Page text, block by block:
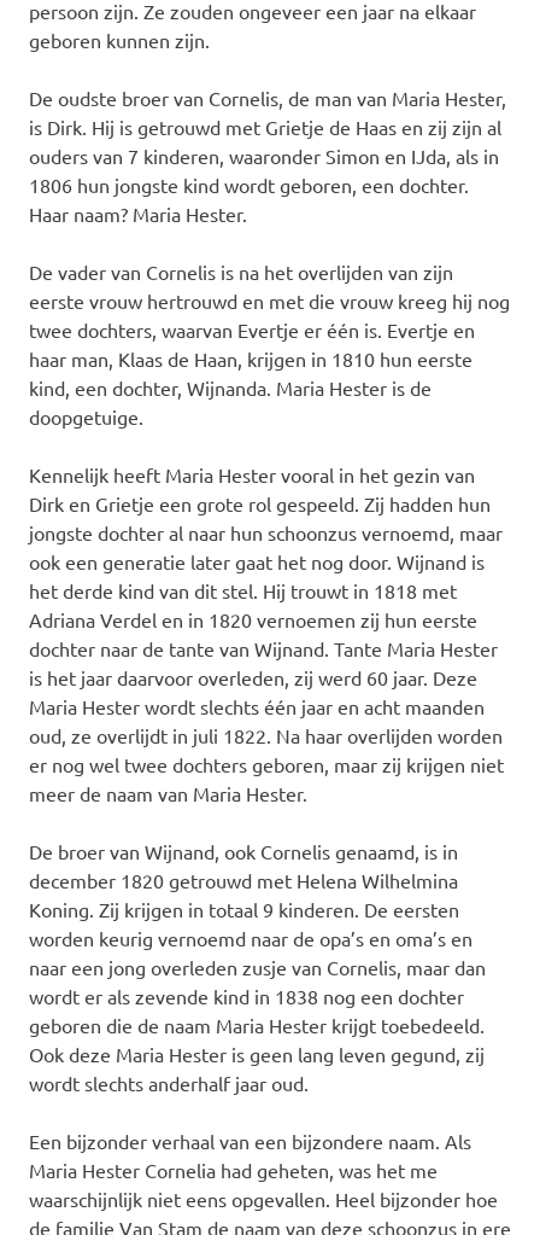
persoon zijn. Ze zouden ongeveer een jaar na elkaar
geboren kunnen zijn.
De oudste broer van Cornelis, de man van Maria Hester,
is Dirk. Hij is getrouwd met Grietje de Haas en zij zijn al
ouders van 7 kinderen, waaronder Simon en IJda, als in
1806 hun jongste kind wordt geboren, een dochter.
Haar naam? Maria Hester.
De vader van Cornelis is na het overlijden van zijn
eerste vrouw hertrouwd en met die vrouw kreeg hij nog
twee dochters, waarvan Evertje er één is. Evertje en
haar man, Klaas de Haan, krijgen in 1810 hun eerste
kind, een dochter, Wijnanda. Maria Hester is de
doopgetuige.
Kennelijk heeft Maria Hester vooral in het gezin van
Dirk en Grietje een grote rol gespeeld. Zij hadden hun
jongste dochter al naar hun schoonzus vernoemd, maar
ook een generatie later gaat het nog door. Wijnand is
het derde kind van dit stel. Hij trouwt in 1818 met
Adriana Verdel en in 1820 vernoemen zij hun eerste
dochter naar de tante van Wijnand. Tante Maria Hester
is het jaar daarvoor overleden, zij werd 60 jaar. Deze
Maria Hester wordt slechts één jaar en acht maanden
oud, ze overlijdt in juli 1822. Na haar overlijden worden
er nog wel twee dochters geboren, maar zij krijgen niet
meer de naam van Maria Hester.
De broer van Wijnand, ook Cornelis genaamd, is in
december 1820 getrouwd met Helena Wilhelmina
Koning. Zij krijgen in totaal 9 kinderen. De eersten
worden keurig vernoemd naar de opa’s en oma’s en
naar een jong overleden zusje van Cornelis, maar dan
wordt er als zevende kind in 1838 nog een dochter
geboren die de naam Maria Hester krijgt toebedeeld.
Ook deze Maria Hester is geen lang leven gegund, zij
wordt slechts anderhalf jaar oud.
Een bijzonder verhaal van een bijzondere naam. Als
Maria Hester Cornelia had geheten, was het me
waarschijnlijk niet eens opgevallen. Heel bijzonder hoe
de familie Van Stam de naam van deze schoonzus in ere